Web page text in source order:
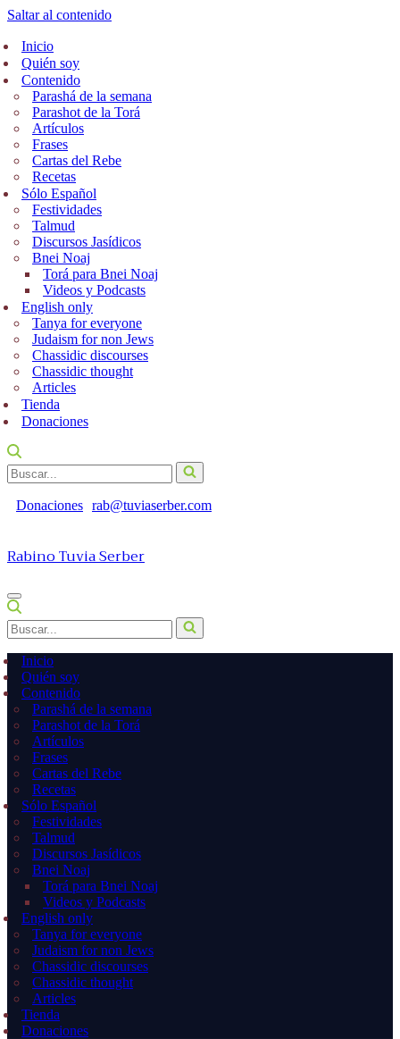
Saltar al contenido
Inicio
Quién soy
Contenido
Parashá de la semana
Parashot de la Torá
Artículos
Frases
Cartas del Rebe
Recetas
Sólo Español
Festividades
Talmud
Discursos Jasídicos
Bnei Noaj
Torá para Bnei Noaj
Videos y Podcasts
English only
Tanya for everyone
Judaism for non Jews
Chassidic discourses
Chassidic thought
Articles
Tienda
Donaciones
Buscar...
Donaciones rab@tuviaserber.com
Rabino Tuvia Serber
Menú
de
navegación
Buscar...
Inicio
Quién soy
Contenido
Parashá de la semana
Parashot de la Torá
Artículos
Frases
Cartas del Rebe
Recetas
Sólo Español
Festividades
Talmud
Discursos Jasídicos
Bnei Noaj
Torá para Bnei Noaj
Videos y Podcasts
English only
Tanya for everyone
Judaism for non Jews
Chassidic discourses
Chassidic thought
Articles
Tienda
Donaciones